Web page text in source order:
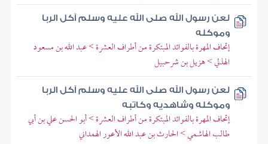
لعن رسول الله صلى الله عليه وسلم آكل الربا
وموكله
إتحاف المهرة بالفوائد المبتكرة من أطراف العشرة > عبد الله بن مسعود
الهذلي > هزيل بن شرحبيل
لعن رسول الله صلى الله عليه وسلم آكل الربا
وموكله وشاهديه وكاتبه
إتحاف المهرة بالفوائد المبتكرة من أطراف العشرة > أبو الحسن علي بن أبي
طالب الهاشمي > الحارث بن عبد الله الأعور الهمداني